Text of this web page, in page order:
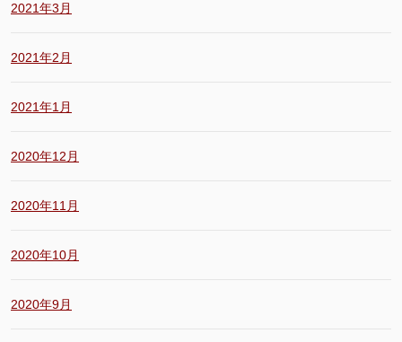
2021年3月
2021年2月
2021年1月
2020年12月
2020年11月
2020年10月
2020年9月